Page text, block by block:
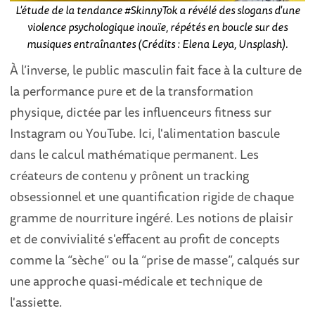
L'étude de la tendance #SkinnyTok a révélé des slogans d'une
violence psychologique inouïe, répétés en boucle sur des
musiques entraînantes (Crédits : Elena Leya, Unsplash).
À l’inverse, le public masculin fait face à la culture de
la performance pure et de la transformation
physique, dictée par les influenceurs fitness sur
Instagram ou YouTube. Ici, l'alimentation bascule
dans le calcul mathématique permanent. Les
créateurs de contenu y prônent un tracking
obsessionnel et une quantification rigide de chaque
gramme de nourriture ingéré. Les notions de plaisir
et de convivialité s'effacent au profit de concepts
comme la “sèche” ou la “prise de masse”, calqués sur
une approche quasi-médicale et technique de
l'assiette.